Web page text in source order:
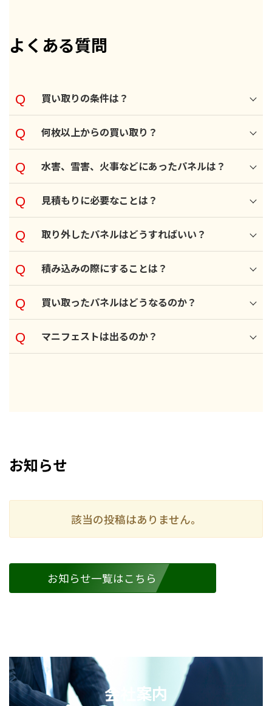
よくある質問
買い取りの条件は？
何枚以上からの買い取り？
水害、雪害、火事などにあったパネルは？
見積もりに必要なことは？
取り外したパネルはどうすればいい？
積み込みの際にすることは？
買い取ったパネルはどうなるのか？
マニフェストは出るのか？
お知らせ
該当の投稿はありません。
お知らせ一覧はこちら
会社案内